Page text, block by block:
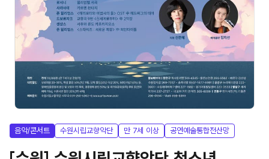
음악/콘서트 수원시립교향악단 만 7세 이상 공연예술통합전산망